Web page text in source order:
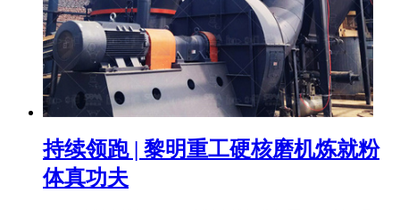
持续领跑 | 黎明重工硬核磨机炼就粉
体真功夫